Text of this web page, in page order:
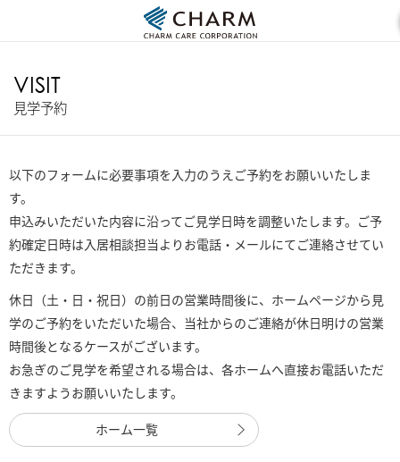
VISIT
見学予約
以下のフォームに必要事項を入力のうえご予約をお願いいたしま
す。
申込みいただいた内容に沿ってご見学日時を調整いたします。ご予
約確定日時は入居相談担当よりお電話・メールにてご連絡させてい
ただきます。
休日（土・日・祝日）の前日の営業時間後に、ホームページから見
学のご予約をいただいた場合、当社からのご連絡が休日明けの営業
時間後となるケースがございます。
お急ぎのご見学を希望される場合は、各ホームへ直接お電話いただ
きますようお願いいたします。
ホーム一覧